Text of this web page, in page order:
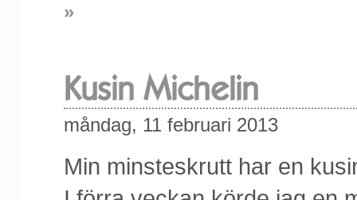
»
Kusin Michelin
måndag, 11 februari 2013
Min minsteskrutt har en